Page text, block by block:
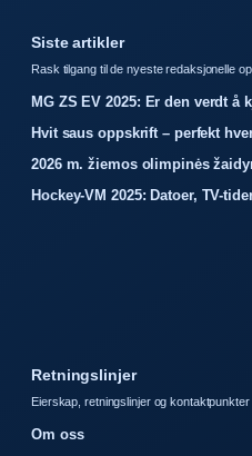
Siste artikler
Rask tilgang til de nyeste redaksjonelle
MG ZS EV 2025: Er den verdt å
Hvit saus oppskrift – perfekt
2026 m. žiemos olimpinės
Hockey-VM 2025: Datoer, TV-
Retningslinjer
Eierskap, retningslinjer og kontaktpunkter
Om oss